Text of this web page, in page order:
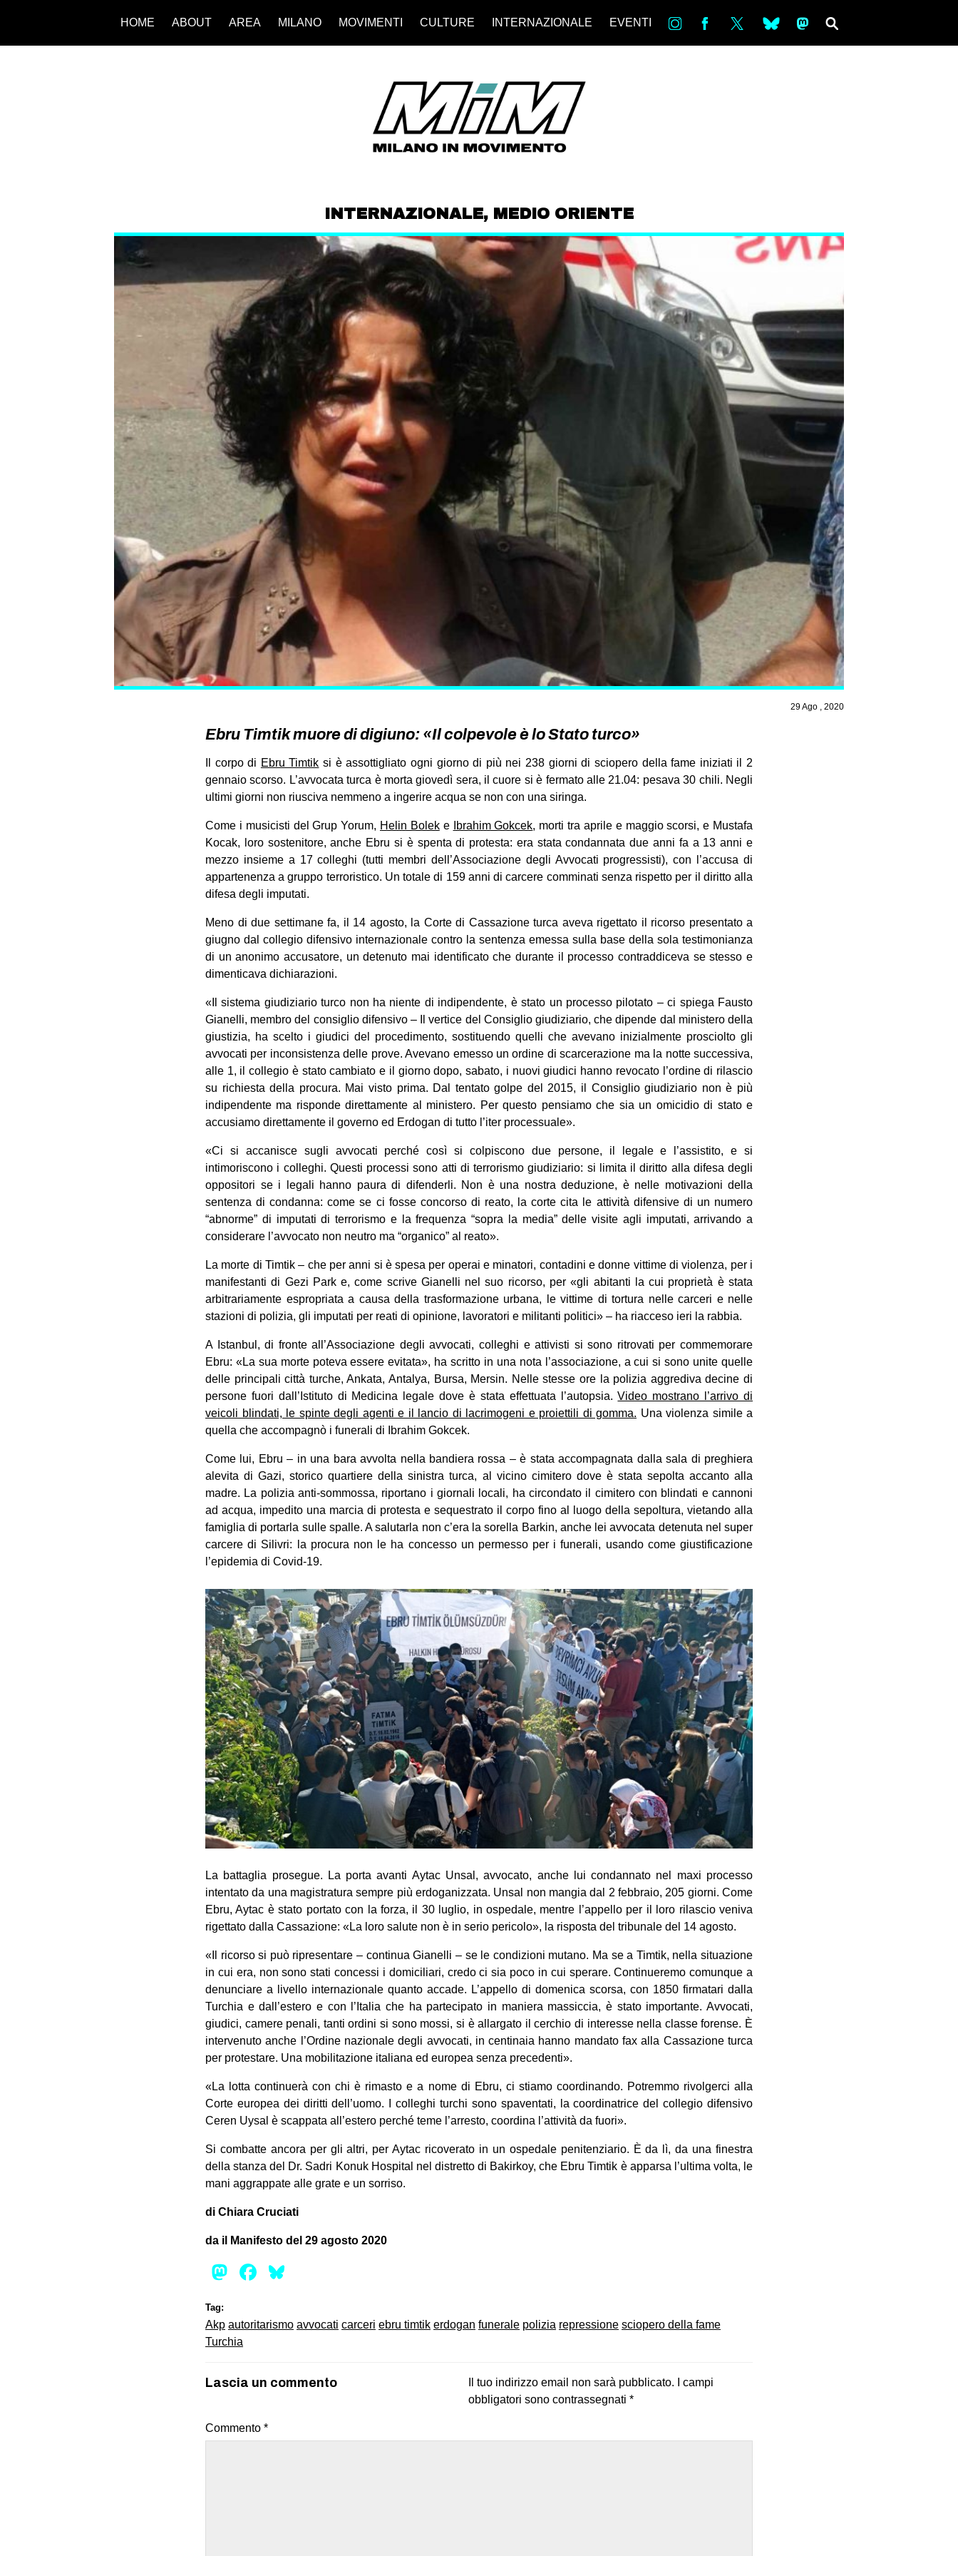
HOME ABOUT AREA MILANO MOVIMENTI CULTURE INTERNAZIONALE EVENTI in bsky ms
INTERNAZIONALE, MEDIO ORIENTE
29 Ago , 2020
Ebru Timtik muore di digiuno: «Il colpevole è lo Stato turco»
Il corpo di Ebru Timtik si è assottigliato ogni giorno di più nei 238 giorni di sciopero della fame iniziati il 2
gennaio scorso. L’avvocata turca è morta giovedì sera, il cuore si è fermato alle 21.04: pesava 30 chili. Negli
ultimi giorni non riusciva nemmeno a ingerire acqua se non con una siringa.
Come i musicisti del Grup Yorum, Helin Boleke Ibrahim Gokcek, morti tra aprile e maggio scorsi, e Mustafa
Kocak, loro sostenitore, anche Ebru si è spenta di protesta: era stata condannata due anni fa a 13 anni e
mezzo insieme a 17 colleghi (tutti membri dell’Associazione degli Avvocati progressisti), con l’accusa di
appartenenza a gruppo terroristico. Un totale di 159 anni di carcere comminati senza rispetto per il diritto alla
difesa degli imputati.
Meno di due settimane fa, il 14 agosto, la Corte di Cassazione turca aveva rigettato il ricorso presentato a
giugno dal collegio difensivo internazionale contro la sentenza emessa sulla base della sola testimonianza
di un anonimo accusatore, un detenuto mai identificato che durante il processo contraddiceva se stesso e
dimenticava dichiarazioni.
«Il sistema giudiziario turco non ha niente di indipendente, è stato un processo pilotato – ci spiega Fausto
Gianelli, membro del consiglio difensivo – Il vertice del Consiglio giudiziario, che dipende dal ministero della
giustizia, ha scelto i giudici del procedimento, sostituendo quelli che avevano inizialmente prosciolto gli
avvocati per inconsistenza delle prove. Avevano emesso un ordine di scarcerazione ma la notte successiva,
alle 1, il collegio è stato cambiato e il giorno dopo, sabato, i nuovi giudici hanno revocato l’ordine di rilascio
su richiesta della procura. Mai visto prima. Dal tentato golpe del 2015, il Consiglio giudiziario non è più
indipendente ma risponde direttamente al ministero. Per questo pensiamo che sia un omicidio di stato e
accusiamo direttamente il governo ed Erdogan di tutto l’iter processuale».
«Ci si accanisce sugli avvocati perché così si colpiscono due persone, il legale e l’assistito, e si
intimoriscono i colleghi. Questi processi sono atti di terrorismo giudiziario: si limita il diritto alla difesa degli
oppositori se i legali hanno paura di difenderli. Non è una nostra deduzione, è nelle motivazioni della
sentenza di condanna: come se ci fosse concorso di reato, la corte cita le attività difensive di un numero
“abnorme” di imputati di terrorismo e la frequenza “sopra la media” delle visite agli imputati, arrivando a
considerare l’avvocato non neutro ma “organico” al reato».
La morte di Timtik – che per anni si è spesa per operai e minatori, contadini e donne vittime di violenza, per i
manifestanti di Gezi Park e, come scrive Gianelli nel suo ricorso, per «gli abitanti la cui proprietà è stata
arbitrariamente espropriata a causa della trasformazione urbana, le vittime di tortura nelle carceri e nelle
stazioni di polizia, gli imputati per reati di opinione, lavoratori e militanti politici» – ha riacceso ieri la rabbia.
A Istanbul, di fronte all’Associazione degli avvocati, colleghi e attivisti si sono ritrovati per commemorare
Ebru: «La sua morte poteva essere evitata», ha scritto in una nota l’associazione, a cui si sono unite quelle
delle principali città turche, Ankata, Antalya, Bursa, Mersin. Nelle stesse ore la polizia aggrediva decine di
persone fuori dall’Istituto di Medicina legale dove è stata effettuata l’autopsia.Video mostrano l’arrivo di
veicoli blindati, le spinte degli agenti e il lancio di lacrimogeni e proiettili di gomma. Una violenza simile a
quella che accompagnò i funerali di Ibrahim Gokcek.
Come lui, Ebru – in una bara avvolta nella bandiera rossa – è stata accompagnata dalla sala di preghiera
alevita di Gazi, storico quartiere della sinistra turca, al vicino cimitero dove è stata sepolta accanto alla
madre. La polizia anti-sommossa, riportano i giornali locali, ha circondato il cimitero con blindati e cannoni
ad acqua, impedito una marcia di protesta e sequestrato il corpo fino al luogo della sepoltura, vietando alla
famiglia di portarla sulle spalle. A salutarla non c’era la sorella Barkin, anche lei avvocata detenuta nel super
carcere di Silivri: la procura non le ha concesso un permesso per i funerali, usando come giustificazione
l’epidemia di Covid-19.
La battaglia prosegue. La porta avanti Aytac Unsal, avvocato, anche lui condannato nel maxi processo
intentato da una magistratura sempre più erdoganizzata. Unsal non mangia dal 2 febbraio, 205 giorni. Come
Ebru, Aytac è stato portato con la forza, il 30 luglio, in ospedale, mentre l’appello per il loro rilascio veniva
rigettato dalla Cassazione: «La loro salute non è in serio pericolo», la risposta del tribunale del 14 agosto.
«Il ricorso si può ripresentare – continua Gianelli – se le condizioni mutano. Ma se a Timtik, nella situazione
in cui era, non sono stati concessi i domiciliari, credo ci sia poco in cui sperare. Continueremo comunque a
denunciare a livello internazionale quanto accade. L’appello di domenica scorsa, con 1850 firmatari dalla
Turchia e dall’estero e con l’Italia che ha partecipato in maniera massiccia, è stato importante. Avvocati,
giudici, camere penali, tanti ordini si sono mossi, si è allargato il cerchio di interesse nella classe forense. È
intervenuto anche l’Ordine nazionale degli avvocati, in centinaia hanno mandato fax alla Cassazione turca
per protestare. Una mobilitazione italiana ed europea senza precedenti».
«La lotta continuerà con chi è rimasto e a nome di Ebru, ci stiamo coordinando. Potremmo rivolgerci alla
Corte europea dei diritti dell’uomo. I colleghi turchi sono spaventati, la coordinatrice del collegio difensivo
Ceren Uysal è scappata all’estero perché teme l’arresto, coordina l’attività da fuori».
Si combatte ancora per gli altri, per Aytac ricoverato in un ospedale penitenziario. È da lì, da una finestra
della stanza del Dr. Sadri Konuk Hospital nel distretto di Bakirkoy, che Ebru Timtik è apparsa l’ultima volta, le
mani aggrappate alle grate e un sorriso.
di Chiara Cruciati
da il Manifesto del 29 agosto 2020
Mastodon
Facebook
Tag:
Akp autoritarismo avvocati carceri ebru timtik erdogan funerale polizia repressione sciopero della fame
Turchia
Lascia un commento Il tuo indirizzo email non sarà pubblicato.
I campi
obbligatori sono contrassegnati *
Commento *